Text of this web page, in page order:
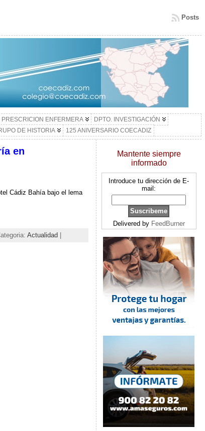
Posts
PRESCRICION ENFERMERA
DPTO. INVESTIGACIÓN
DE HISTORIA 125 ANIVERSARIO COECADIZ
en
Cádiz Bahía bajo el lema
Actualidad
Mantente siempre
informado
Introduce tu dirección de E-
mail:
Delivered by FeedBurner